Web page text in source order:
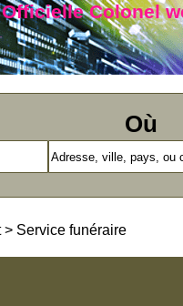
Colonel
Où
> Service funéraire